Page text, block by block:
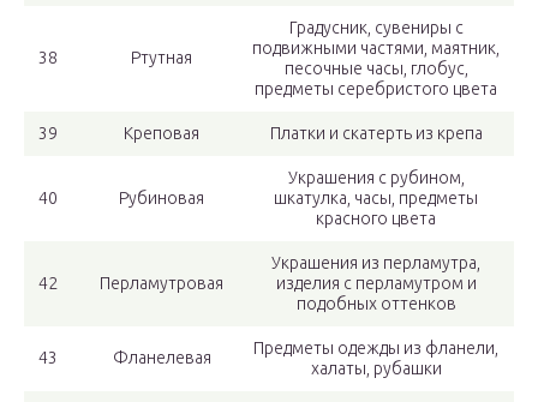
38 Ртутная
Градусник, сувениры с
подвижными частями, маятник,
песочные часы, глобус,
предметы серебристого цвета
39 Креповая Платки и скатерть из крепа
40 Рубиновая
Украшения с рубином,
шкатулка, часы, предметы
красного цвета
42 Перламутровая
Украшения из перламутра,
изделия с перламутром и
подобных оттенков
43 Фланелевая
Предметы одежды из фланели,
халаты, рубашки